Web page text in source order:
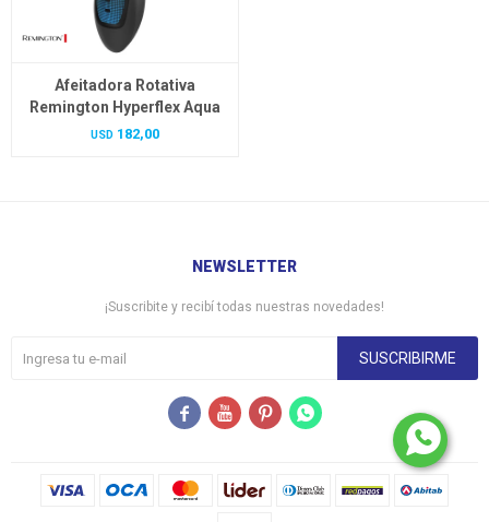
Afeitadora Rotativa
Remington Hyperflex Aqua
USD 182,00
NEWSLETTER
¡Suscribite y recibí todas nuestras novedades!
SUSCRIBIRME
   